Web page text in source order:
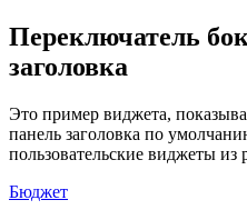
Переключатель
заголовка
Это пример виджета,
панель заголовка по
пользовательские виджеты из
Бюджет